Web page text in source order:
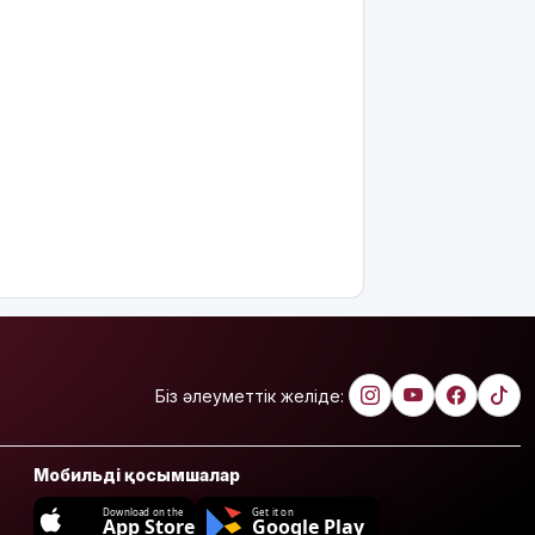
Біз әлеуметтік желіде:
Мобильді қосымшалар
Download on the
App Store
Get it on
Google Play